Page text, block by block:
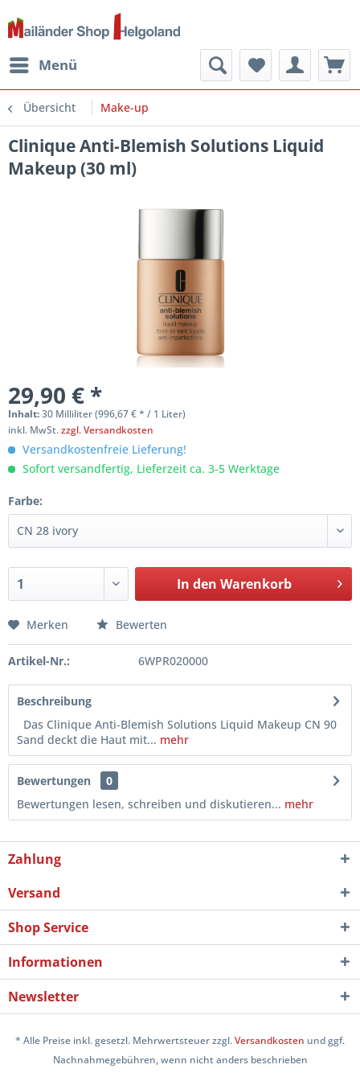
Menü
Übersicht Make-up
Clinique Anti-Blemish Solutions Liquid
Makeup (30 ml)
29,90 € *
Inhalt:30 Milliliter (996,67 € * / 1 Liter)
inkl. MwSt.zzgl. Versandkosten
Versandkostenfreie Lieferung!
Sofort versandfertig, Lieferzeit ca. 3-5 Werktage
Farbe:
In den Warenkorb
Merken Bewerten
Artikel-Nr.: 6WPR020000
Beschreibung
Das Clinique Anti-Blemish Solutions Liquid Makeup CN 90
Sand deckt die Haut mit... mehr
Bewertungen
0
Bewertungen lesen, schreiben und diskutieren... mehr
Zahlung
Versand
Shop Service
Informationen
Newsletter
* Alle Preise inkl. gesetzl. Mehrwertsteuer zzgl.Versandkosten und ggf.
Nachnahmegebühren, wenn nicht anders beschrieben